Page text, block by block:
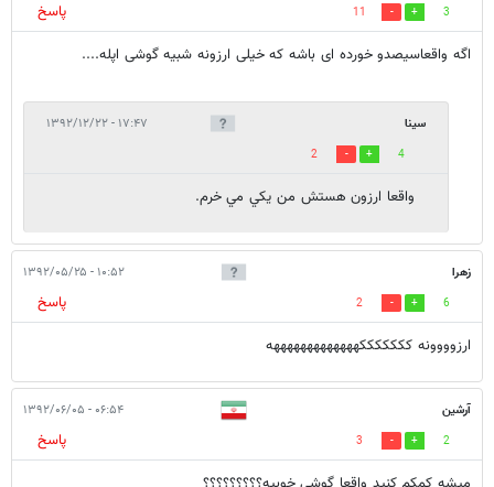
3
11
پاسخ
اگه واقعاسیصدو خورده ای باشه که خیلی ارزونه شبیه گوشی اپله....
سينا ۱۷:۴۷ - ۱۳۹۲/۱۲/۲۲
4
2
واقعا ارزون هستش من يكي مي خرم.
زهرا ۱۰:۵۲ - ۱۳۹۲/۰۵/۲۵
6
2
پاسخ
ارزوووونه کککککککهههههههههههههه
آرشین ۰۶:۵۴ - ۱۳۹۲/۰۶/۰۵
2
3
پاسخ